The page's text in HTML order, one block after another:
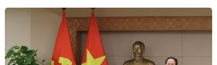
duy trì hòa bình trên bán đảo Triều
05/08/2026 05:58